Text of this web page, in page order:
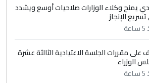
5
لك استاذ حامدتركان. كلام
فالاستثمار الحقيقي للإنسان
واغتصاب الأرض.. بلاد
والتصحر!!
يمنح وكلاء الوزارات صلاحيات أوسع ويشدد
الإنجاز
على مقررات الجلسة الاعتيادية الثالثة عشرة
الوزراء